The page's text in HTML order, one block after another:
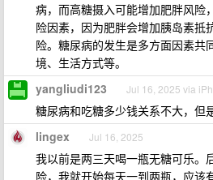
病，而高糖摄入可能增加肥胖风险
险因素，因为肥胖会增加胰岛素抵
险。 糖尿病的发生是多方面因素
境、生活方式等。
yangliudi123 Jul 16, 2025 via
糖尿病和吃糖多少钱关系不大，但
lingex Jul 16, 2025
我以前是两三天喝一瓶无糖可乐。
险，我就开始每天一到两瓶，应该